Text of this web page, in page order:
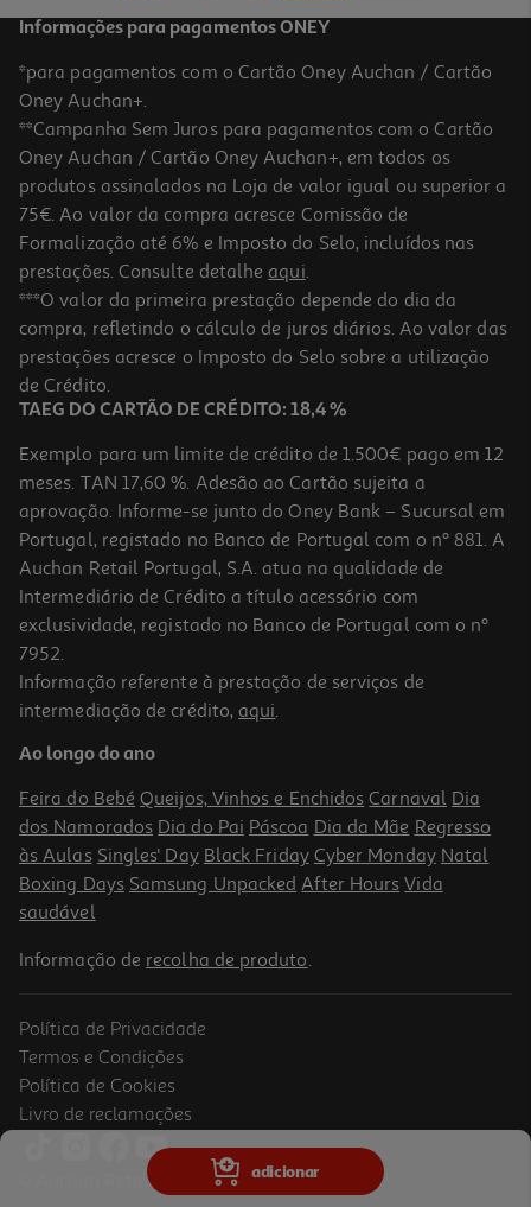
adicionar
Figura Funko Pop Nba:legends-Magic Johnson
15.99 €/un
15,99 €
Figura Funko Pop Animation: Dragon Ball- Lunch
15.99 €/un
15,99 €
Figura Funko Pop Tv: One Piece S1- Chopper
Informações para pagamentos ONEY
*para pagamentos com o Cartão Oney Auchan / Cartão
Oney Auchan+.
**Campanha Sem Juros para pagamentos com o Cartão
Oney Auchan / Cartão Oney Auchan+, em todos os
produtos assinalados na Loja de valor igual ou superior a
75€. Ao valor da compra acresce Comissão de
Formalização até 6% e Imposto do Selo, incluídos nas
prestações. Consulte detalhe aqui.
***O valor da primeira prestação depende do dia da
compra, refletindo o cálculo de juros diários. Ao valor das
prestações acresce o Imposto do Selo sobre a utilização
de Crédito.
TAEG DO CARTÃO DE CRÉDITO: 18,4 %
Exemplo para um limite de crédito de 1.500€ pago em 12
meses. TAN 17,60 %. Adesão ao Cartão sujeita a
aprovação. Informe-se junto do Oney Bank – Sucursal em
Portugal, registado no Banco de Portugal com o nº 881. A
Auchan Retail Portugal, S.A. atua na qualidade de
Intermediário de Crédito a título acessório com
exclusividade, registado no Banco de Portugal com o nº
7952.
Informação referente à prestação de serviços de
intermediação de crédito, aqui.
Ao longo do ano
Feira do Bebé Queijos, Vinhos e Enchidos Carnaval Dia
dos Namorados Dia do Pai Páscoa Dia da Mãe Regresso
às Aulas Singles' Day Black Friday Cyber Monday Natal
Boxing Days Samsung Unpacked After Hours Vida
saudável
Informação de recolha de produto.
Política de Privacidade
Termos e Condições
Política de Cookies
Livro de reclamações
© Auchan Retail Portugal